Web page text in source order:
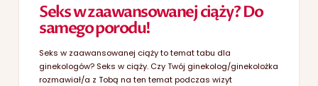
Seks w zaawansowanej ciąży? Do
samego porodu!
Seks w zaawansowanej ciąży to temat tabu dla
ginekologów? Seks w ciąży. Czy Twój ginekolog/ginekolożka
rozmawiał/a z Tobą na ten temat podczas wizyt